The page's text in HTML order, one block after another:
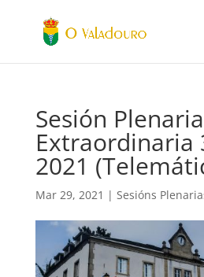
Sesión Plenaria
Extraordinaria
2021
Mar 29, 2021 | Sesións